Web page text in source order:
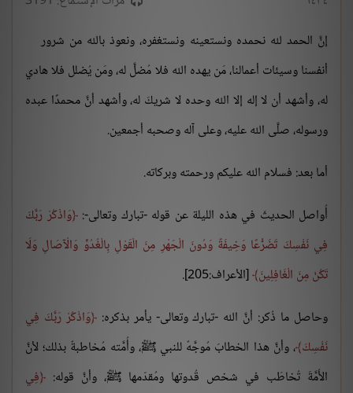
إنَّ الحمد لله نحمده ونستعينه ونستغفره، ونعوذ بالله من شرور
أنفسنا وسيئات أعمالنا، مَن يهده الله فلا مُضلَّ له، ومَن يُضلل فلا هادي
له، وأشهد أن لا إله إلا الله وحده لا شريكَ له، وأشهد أنَّ محمدًا عبده
ورسوله، صلَّى الله عليه، وعلى آله وصحبه أجمعين.
أما بعد: فسلام الله عليكم ورحمته وبركاته.
أُواصل الحديثَ في هذه الليلة عن قوله -تبارك وتعالى-: وَاذْكُرْ رَبَّكَ
فِي نَفْسِكَ تَضَرُّعًا وَخِيفَةً وَدُونَ الْجَهْرِ مِنَ الْقَوْلِ بِالْغُدُوِّ وَالْآصَالِ وَلَا
تَكُنْ مِنَ الْغَافِلِينَ [الأعراف:205].
وحاصل ما ذُكر: أنَّ الله -تبارك وتعالى- يأمر بذكره: وَاذْكُرْ رَبَّكَ فِي
نَفْسِكَ ، وأنَّ هذا الخطابَ مُوجَّهٌ للنبي ﷺ، وأُمَّته مُخاطبةٌ بذلك؛ لأنَّ
الأُمَّةَ تُخاطَب في شخص قُدوتها ومُقدّمها ﷺ، وأنَّ قوله:
فِي